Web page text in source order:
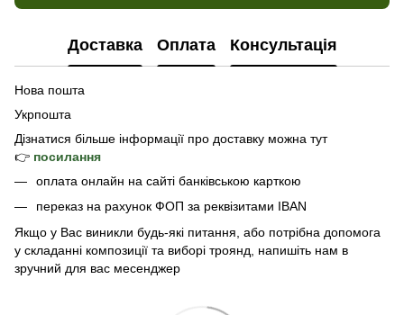
Доставка Оплата Консультація
Нова пошта
Укрпошта
Дізнатися більше інформації про доставку можна тут
👉 посилання
оплата онлайн на сайті банківською карткою
переказ на рахунок ФОП за реквізитами IBAN
Якщо у Вас виникли будь-які питання, або потрібна допомога
у складанні композиції та виборі троянд, напишіть нам в
зручний для вас месенджер